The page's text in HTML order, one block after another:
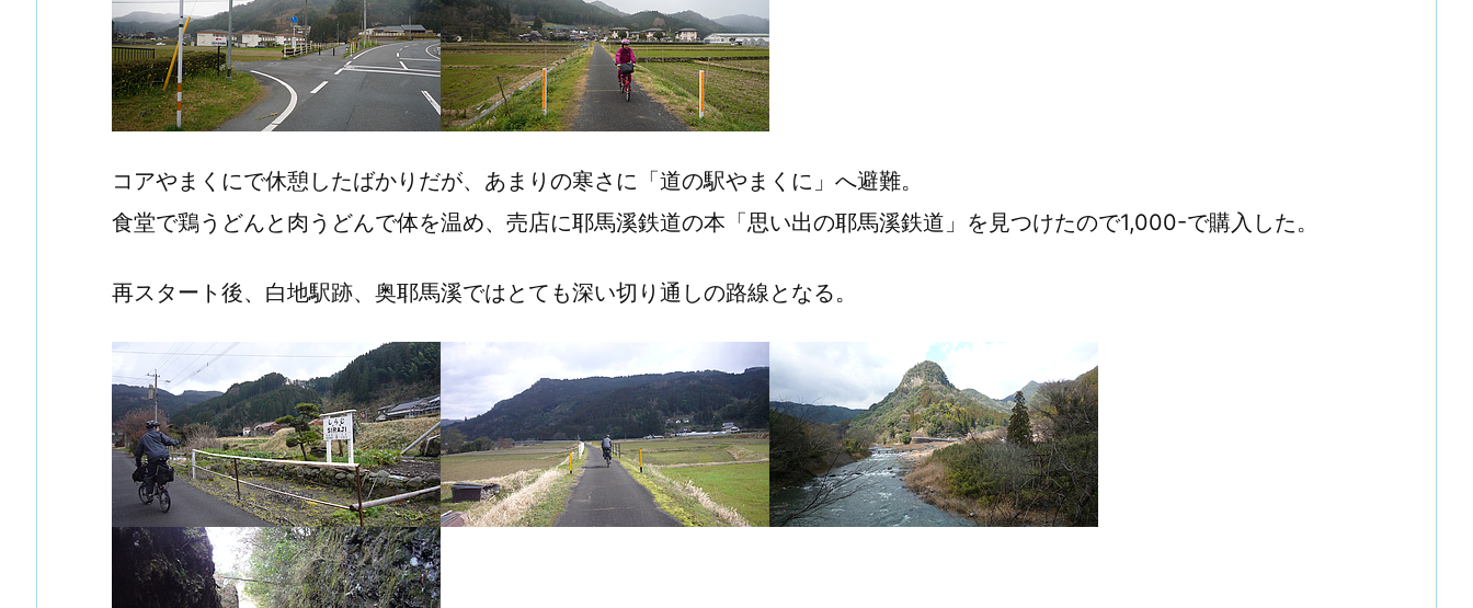
コアやまくにで休憩したばかりだが、あまりの寒さに「道の駅やまくに」へ避難。
食堂で鶏うどんと肉うどんで体を温め、売店に耶馬溪鉄道の本「思い出の耶馬溪鉄道」を見つけたので1,000-で購入した。
再スタート後、白地駅跡、奥耶馬溪ではとても深い切り通しの路線となる。